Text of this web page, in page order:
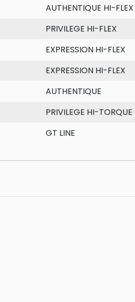
AUTHENTIQUE HI-FLEX
PRIVILEGE HI-FLEX
EXPRESSION HI-FLEX
EXPRESSION HI-FLEX
AUTHENTIQUE
PRIVILEGE HI-TORQUE
GT LINE